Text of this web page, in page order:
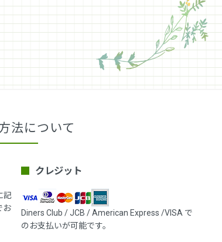
法について
記
お
クレジット
Diners Club / JCB / American Express /VISA で
のお支払いが可能です。